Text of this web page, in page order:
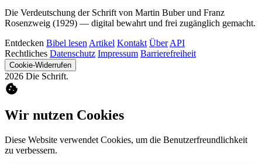
Die Verdeutschung der Schrift von Martin Buber und Franz
Rosenzweig (1929) — digital bewahrt und frei zugänglich gemacht.
Entdecken Bibel lesen Artikel Kontakt Über API
Rechtliches Datenschutz Impressum Barrierefreiheit
Cookie-Widerrufen
2026 Die Schrift.
cookie
Wir nutzen Cookies
Diese Website verwendet Cookies, um die Benutzerfreundlichkeit
zu verbessern.